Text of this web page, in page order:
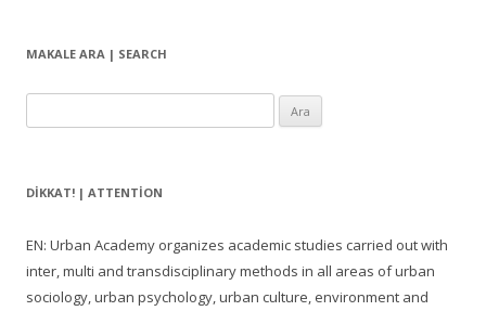
MAKALE ARA | SEARCH
DIKKAT! | ATTENTION
EN: Urban Academy organizes academic studies carried out with
inter, multi and transdisciplinary methods in all areas of urban
sociology, urban psychology, urban culture, environment and